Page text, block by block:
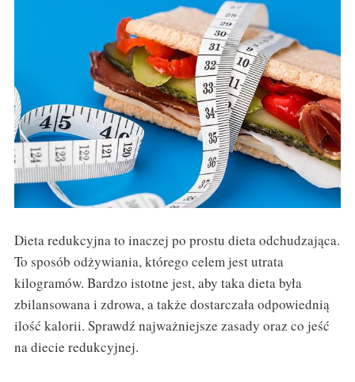
Dieta redukcyjna to inaczej po prostu dieta odchudzająca.
To sposób odżywiania, którego celem jest utrata
kilogramów. Bardzo istotne jest, aby taka dieta była
zbilansowana i zdrowa, a także dostarczała odpowiednią
ilość kalorii. Sprawdź najważniejsze zasady oraz co jeść
na diecie redukcyjnej.